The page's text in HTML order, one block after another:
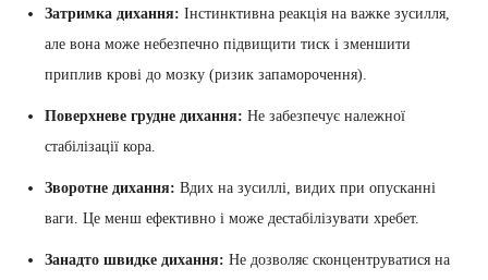
Затримка дихання: Інстинктивна реакція на важке зусилля,
але вона може небезпечно підвищити тиск і зменшити
приплив крові до мозку (ризик запаморочення).
Поверхневе грудне дихання: Не забезпечує належної
стабілізації кора.
Зворотне дихання: Вдих на зусиллі, видих при опусканні
ваги. Це менш ефективно і може дестабілізувати хребет.
Занадто швидке дихання: Не дозволяє сконцентруватися на